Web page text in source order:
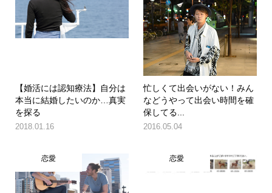
【婚活には認知療法】自分は
本当に結婚したいのか…真実
を探る
2018.01.16
忙しくて出会いがない！みん
などうやって出会い時間を確
保してる...
2016.05.04
恋愛 恋愛